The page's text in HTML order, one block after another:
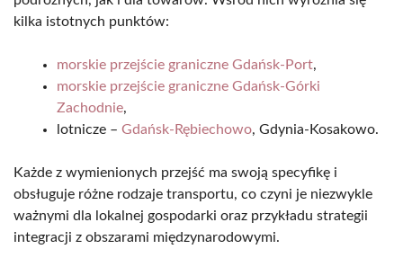
kilka istotnych punktów:
morskie przejście graniczne Gdańsk-Port,
morskie przejście graniczne Gdańsk-Górki
Zachodnie,
lotnicze – Gdańsk-Rębiechowo, Gdynia-Kosakowo.
Każde z wymienionych przejść ma swoją specyfikę i
obsługuje różne rodzaje transportu, co czyni je niezwykle
ważnymi dla lokalnej gospodarki oraz przykładu strategii
integracji z obszarami międzynarodowymi.